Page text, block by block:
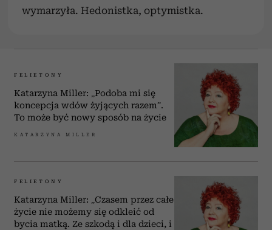
wymarzyła. Hedonistka, optymistka.
FELIETONY
Katarzyna Miller: „Podoba mi się
koncepcja wdów żyjących razem”.
To może być nowy sposób na życie
KATARZYNA MILLER
FELIETONY
Katarzyna Miller: „Czasem przez całe
życie nie możemy się odkleić od
bycia matką. Ze szkodą i dla dzieci, i